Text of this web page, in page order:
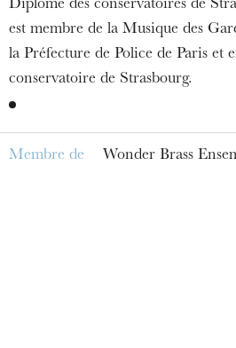
Diplômé des conservatoires de
est membre de la Musique des
la Préfecture de Police de Paris et
conservatoire de Strasbourg.
Membre de Wonder Brass